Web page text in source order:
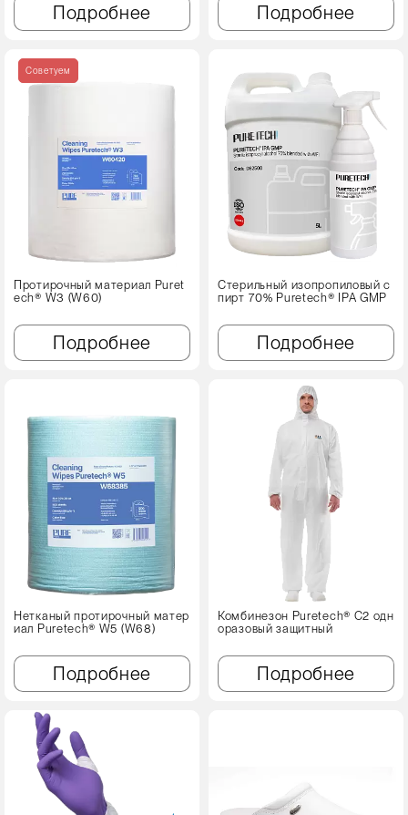
Подробнее Подробнее
Советуем
Протирочный материал Puret
ech® W3 (W60)
Подробнее
Стерильный изопропиловый с
пирт 70% Puretech® IPA GMP
Подробнее
Нетканый протирочный матер
иал Puretech® W5 (W68)
Подробнее
Комбинезон Puretech® C2 одн
оразовый защитный
Подробнее